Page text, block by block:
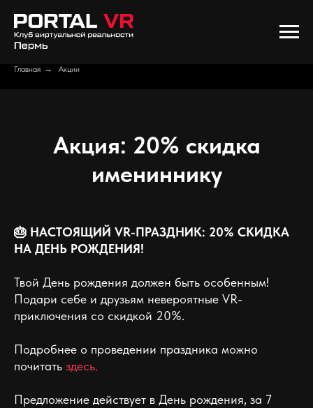
Главная → Акции
Акция: 20% скидка
имениннику
🎂 НАСТОЯЩИЙ VR-ПРАЗДНИК: 20% СКИДКА
НА ДЕНЬ РОЖДЕНИЯ!
Твой День рождения должен быть особенным!
Подари себе и друзьям невероятные VR-
приключения со скидкой 20%.
Подробнее о проведении праздника можно
почитать здесь.
Предложение действует в День рождения, за 7